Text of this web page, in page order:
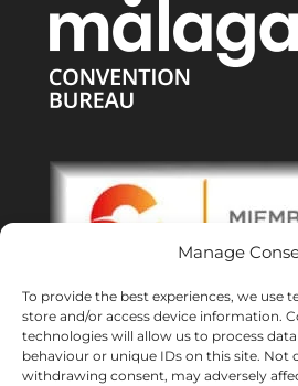
Manage
To provide the best experiences, we use
store and/or access device information.
technologies will allow us to process
behaviour or unique IDs on this site. Not
withdrawing consent, may adversely
Oficinas: Malaga|Valencia|